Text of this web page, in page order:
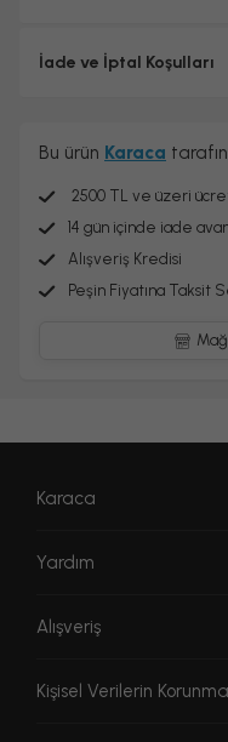
İade ve İptal Koşulları
Bu ürün Karaca
2500 TL ve üzeri
14 gün içinde iade
Alışveriş Kredisi
Peşin Fiyatına Taksit
Karaca
Yardım
Alışveriş
Kişisel Verilerin